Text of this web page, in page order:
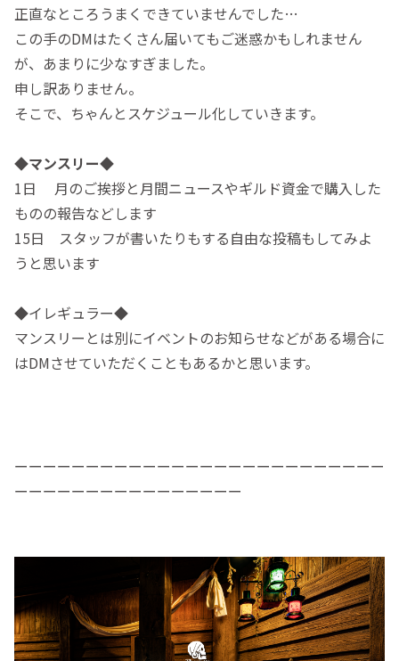
正直なところうまくできていませんでした…
この手のDMはたくさん届いてもご迷惑かもしれません
が、あまりに少なすぎました。
申し訳ありません。
そこで、ちゃんとスケジュール化していきます。
◆マンスリー◆
1日 月のご挨拶と月間ニュースやギルド資金で購入した
ものの報告などします
15日 スタッフが書いたりもする自由な投稿もしてみよ
うと思います
◆イレギュラー◆
マンスリーとは別にイベントのお知らせなどがある場合に
はDMさせていただくこともあるかと思います。
ーーーーーーーーーーーーーーーーーーーーーーーーーー
ーーーーーーーーーーーーーーーー